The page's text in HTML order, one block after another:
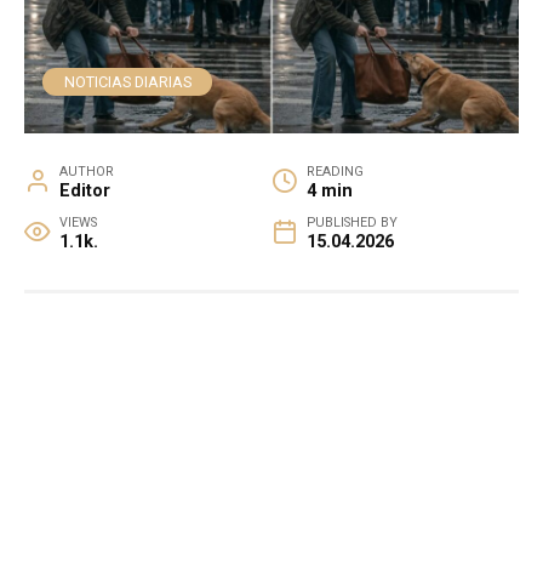
NOTICIAS DIARIAS
AUTHOR
Editor
READING
4 min
VIEWS
1.1k.
PUBLISHED BY
15.04.2026